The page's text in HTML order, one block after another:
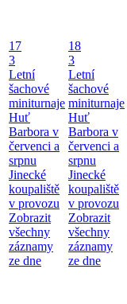
17
3
Letní
šachové
miniturnaje
Huť
Barbora v
červenci a
srpnu
Jinecké
koupaliště
v provozu
Zobrazit
všechny
záznamy
ze dne
18
3
Letní
šachové
miniturnaje
Huť
Barbora v
červenci a
srpnu
Jinecké
koupaliště
v provozu
Zobrazit
všechny
záznamy
ze dne